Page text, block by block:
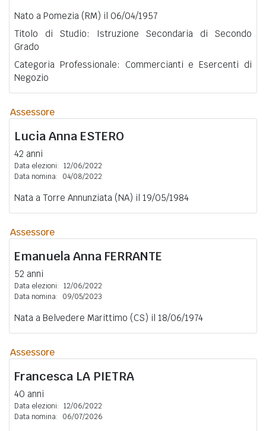
Nato a Pomezia (RM) il 06/04/1957
Titolo di Studio: Istruzione Secondaria di Secondo
Grado
Categoria Professionale: Commercianti e Esercenti di
Negozio
Assessore
Lucia Anna ESTERO
42 anni
Data elezioni: 12/06/2022
Data nomina:
04/08/2022
Nata a Torre Annunziata (NA) il 19/05/1984
Assessore
Emanuela Anna FERRANTE
52 anni
Data elezioni: 12/06/2022
Data nomina:
09/05/2023
Nata a Belvedere Marittimo (CS) il 18/06/1974
Assessore
Francesca LA PIETRA
40 anni
Data elezioni: 12/06/2022
Data nomina:
06/07/2026